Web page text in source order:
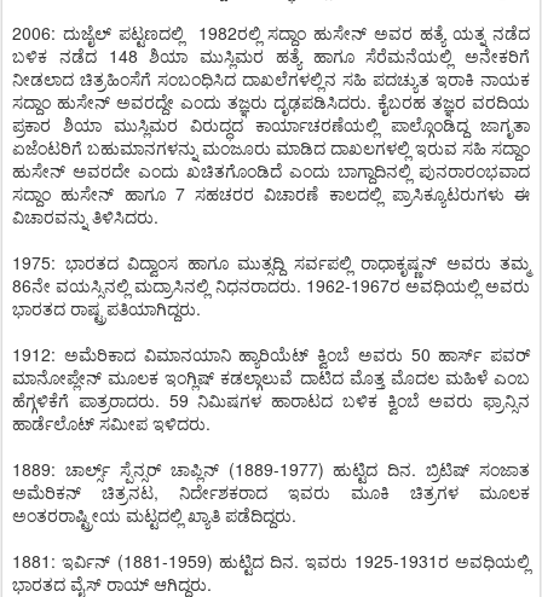
2006: ದುಜೈಲ್ ಪಟ್ಟಣದಲ್ಲಿ 1982ರಲ್ಲಿ ಸದ್ದಾಂ ಹುಸೇನ್ ಅವರ ಹತ್ಯೆ ಯತ್ನ ನಡೆದ
ಬಳಿಕ ನಡೆದ 148 ಶಿಯಾ ಮುಸ್ಲಿಮರ ಹತ್ಯೆ ಹಾಗೂ ಸೆರೆಮನೆಯಲ್ಲಿ ಅನೇಕರಿಗೆ
ನೀಡಲಾದ ಚಿತ್ರಹಿಂಸೆಗೆ ಸಂಬಂಧಿಸಿದ ದಾಖಲೆಗಳಲ್ಲಿನ ಸಹಿ ಪದಚ್ಯುತ ಇರಾಕಿ ನಾಯಕ
ಸದ್ದಾಂ ಹುಸೇನ್ ಅವರದ್ದೇ ಎಂದು ತಜ್ಞರು ದೃಢಪಡಿಸಿದರು. ಕೈಬರಹ ತಜ್ಞರ ವರದಿಯ
ಪ್ರಕಾರ ಶಿಯಾ ಮುಸ್ಲಿಮರ ವಿರುದ್ಧದ ಕಾರ್ಯಾಚರಣೆಯಲ್ಲಿ ಪಾಲ್ಗೊಂಡಿದ್ದ ಜಾಗೃತಾ
ಏಜೆಂಟರಿಗೆ ಬಹುಮಾನಗಳನ್ನು ಮಂಜೂರು ಮಾಡಿದ ದಾಖಲಗಳಲ್ಲಿ ಇರುವ ಸಹಿ ಸದ್ದಾಂ
ಹುಸೇನ್ ಅವರದೇ ಎಂದು ಖಚಿತಗೊಂಡಿದೆ ಎಂದು ಬಾಗ್ದಾದಿನಲ್ಲಿ ಪುನರಾರಂಭವಾದ
ಸದ್ದಾಂ ಹುಸೇನ್ ಹಾಗೂ 7 ಸಹಚರರ ವಿಚಾರಣೆ ಕಾಲದಲ್ಲಿ ಪ್ರಾಸಿಕ್ಯೂಟರುಗಳು ಈ
ವಿಚಾರವನ್ನು ತಿಳಿಸಿದರು.
1975: ಭಾರತದ ವಿದ್ವಾಂಸ ಹಾಗೂ ಮುತ್ಸದ್ದಿ ಸರ್ವಪಲ್ಲಿ ರಾಧಾಕೃಷ್ಣನ್ ಅವರು ತಮ್ಮ
86ನೇ ವಯಸ್ಸಿನಲ್ಲಿ ಮದ್ರಾಸಿನಲ್ಲಿ ನಿಧನರಾದರು. 1962-1967ರ ಅವಧಿಯಲ್ಲಿ ಅವರು
ಭಾರತದ ರಾಷ್ಟ್ರಪತಿಯಾಗಿದ್ದರು.
1912: ಅಮೆರಿಕಾದ ವಿಮಾನಯಾನಿ ಹ್ಯಾರಿಯೆಟ್ ಕ್ವಿಂಬೆ ಅವರು 50 ಹಾರ್ಸ್ ಪವರ್
ಮಾನೋಪ್ಲೇನ್ ಮೂಲಕ ಇಂಗ್ಲಿಷ್ ಕಡಲ್ಗಾಲುವೆ ದಾಟಿದ ಮೊತ್ತ ಮೊದಲ ಮಹಿಳೆ ಎಂಬ
ಹೆಗ್ಗಳಿಕೆಗೆ ಪಾತ್ರರಾದರು. 59 ನಿಮಿಷಗಳ ಹಾರಾಟದ ಬಳಿಕ ಕ್ವಿಂಬೆ ಅವರು ಫ್ರಾನ್ಸಿನ
ಹಾರ್ಡೆಲೊಟ್ ಸಮೀಪ ಇಳಿದರು.
1889: ಚಾರ್ಲ್ಸ್ ಸ್ಪೆನ್ಸರ್ ಚಾಪ್ಲಿನ್ (1889-1977) ಹುಟ್ಟಿದ ದಿನ. ಬ್ರಿಟಿಷ್ ಸಂಜಾತ
ಅಮೆರಿಕನ್ ಚಿತ್ರನಟ, ನಿರ್ದೇಶಕರಾದ ಇವರು ಮೂಕಿ ಚಿತ್ರಗಳ ಮೂಲಕ
ಅಂತರರಾಷ್ಟ್ರೀಯ ಮಟ್ಟದಲ್ಲಿ ಖ್ಯಾತಿ ಪಡೆದಿದ್ದರು.
1881: ಇರ್ವಿನ್ (1881-1959) ಹುಟ್ಟಿದ ದಿನ. ಇವರು 1925-1931ರ ಅವಧಿಯಲ್ಲಿ
ಭಾರತದ ವೈಸ್ ರಾಯ್ ಆಗಿದ್ದರು.